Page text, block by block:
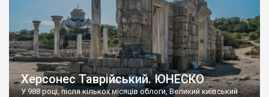
Херсонес Таврійський. ЮНЕСКО
У 988 році, після кількох місяців облоги, Великий київський